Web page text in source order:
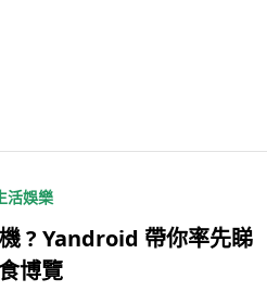
活娛樂
? Yandroid 帶你率先睇
博覽